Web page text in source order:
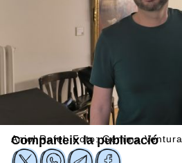
Aniol Rafel. Foto: Gemma Ventura
Comparteix la publicació